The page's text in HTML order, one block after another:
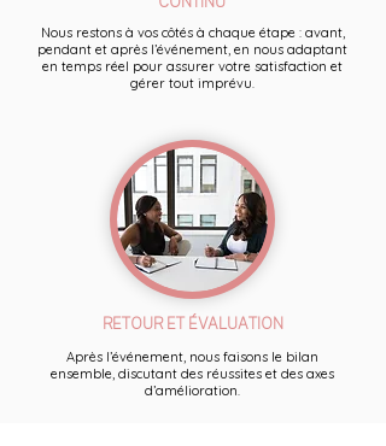
Nous restons à vos côtés à chaque étape : avant,
pendant et après l’événement, en nous adaptant
en temps réel pour assurer votre satisfaction et
gérer tout imprévu.
RETOUR ET ÉVALUATION
Après l’événement, nous faisons le bilan
ensemble, discutant des réussites et des axes
d’amélioration.